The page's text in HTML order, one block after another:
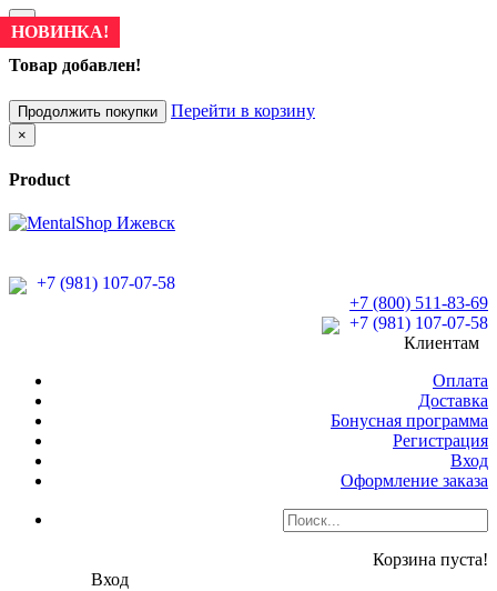
×
Товар добавлен!
Продолжить покупки Перейти в корзину
×
Product
+7 (981) 107-07-58
+7 (800) 511-83-69
+7 (981) 107-07-58
Клиентам
Оплата
Доставка
Бонусная программа
Регистрация
Вход
Оформление заказа
Корзина пуста!
Вход
НОВИНКА!